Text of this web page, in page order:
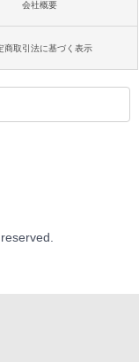
会社概要
商取引法に基づく表示